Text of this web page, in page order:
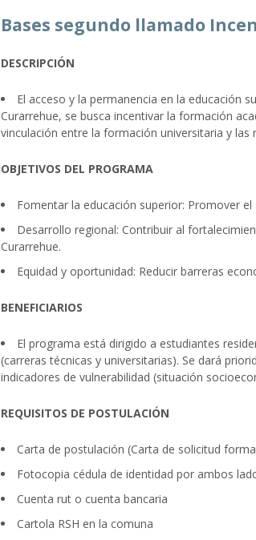
Bases segundo llamado
DESCRIPCIÓN
El acceso y la permanencia en la educación
Curarrehue, se busca incentivar la formación
vinculación entre la formación universitaria y
OBJETIVOS DEL PROGRAMA
Fomentar la educación superior: Promover
Desarrollo regional: Contribuir al
Curarrehue.
Equidad y oportunidad: Reducir barreras
BENEFICIARIOS
El programa está dirigido a estudiantes
(carreras técnicas y universitarias). Se dará
indicadores de vulnerabilidad (situación
REQUISITOS DE POSTULACIÓN
Carta de postulación (Carta de solicitud
Fotocopia cédula de identidad por ambos
Cuenta rut o cuenta bancaria
Cartola RSH en la comuna